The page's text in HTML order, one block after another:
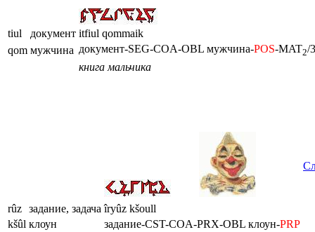
tiul документ itfiul qommaik
qom мужчина документ-SEG-COA-OBL мужчина-POS-MAT2/3
книга мальчика
rûz задание, задача îryûz kšoull
kšûl клоун задание-CST-COA-PRX-OBL клоун-PRP